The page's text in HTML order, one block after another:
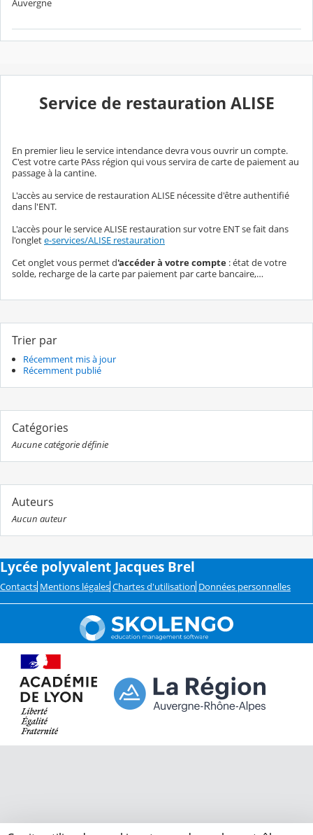
Auvergne
Service de restauration ALISE
En premier lieu le service intendance devra vous ouvrir un compte.
C'est votre carte PAss région qui vous servira de carte de paiement au
passage à la cantine.
L'accès au service de restauration ALISE nécessite d'être authentifié
dans l'ENT.
L'accès pour le service ALISE restauration sur votre ENT se fait dans
l'onglete-services/ALISE restauration
Cet onglet vous permet d'accéder à votre compte : état de votre
solde, recharge de la carte par paiement par carte bancaire,…
Trier par
Récemment mis à jour
Récemment publié
Catégories
Aucune catégorie définie
Auteurs
Aucun auteur
Lycée polyvalent Jacques Brel
Contacts Mentions légales Chartes d'utilisation Données personnelles